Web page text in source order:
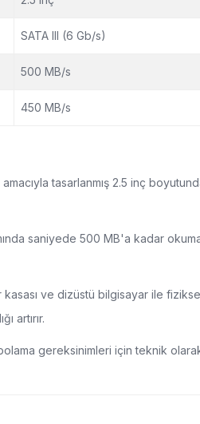
SATA III (6 Gb/s)
500 MB/s
450 MB/s
tasarlanmış 2.5 inç
saniyede 500 MB'a kadar
ve dizüstü bilgisayar ile
artırır.
gereksinimleri için teknik